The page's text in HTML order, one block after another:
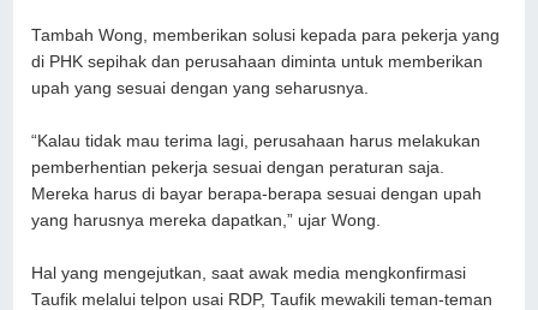
Tambah Wong, memberikan solusi kepada para pekerja yang
di PHK sepihak dan perusahaan diminta untuk memberikan
upah yang sesuai dengan yang seharusnya.
“Kalau tidak mau terima lagi, perusahaan harus melakukan
pemberhentian pekerja sesuai dengan peraturan saja.
Mereka harus di bayar berapa-berapa sesuai dengan upah
yang harusnya mereka dapatkan,” ujar Wong.
Hal yang mengejutkan, saat awak media mengkonfirmasi
Taufik melalui telpon usai RDP, Taufik mewakili teman-teman